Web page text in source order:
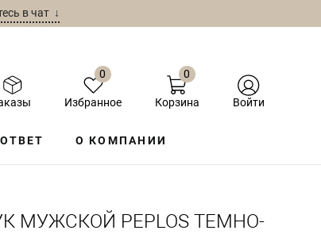
в чат ↓
0
Избранное
0
Корзина Войти
О КОМПАНИИ
МУЖСКОЙ PEPLOS ТЕМНО-